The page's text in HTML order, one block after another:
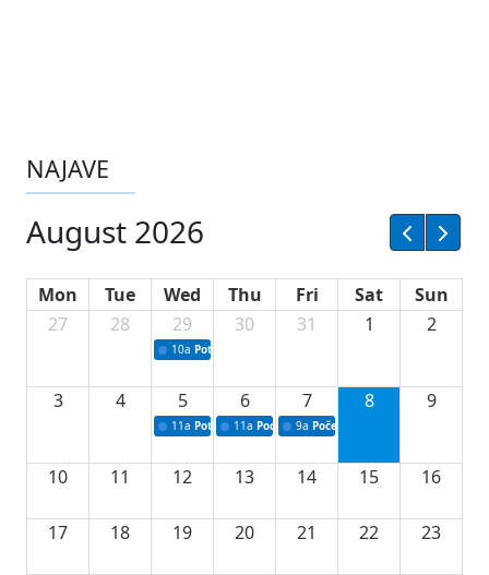
NAJAVE
August 2026
Mon Tue Wed Thu Fri Sat
Sun
27
28 29
10a Potpisivanje ugovora sa neprofitnim
30 31 1 2
3 4 5
11a Potpisivanje ugovora o stipendijama za
6
11a Podrška razvoju vodne infrastrukture u
7
9a Početak izgradnje nove
8 9
10 11 12 13 14 15 16
17 18 19 20 21 22 23